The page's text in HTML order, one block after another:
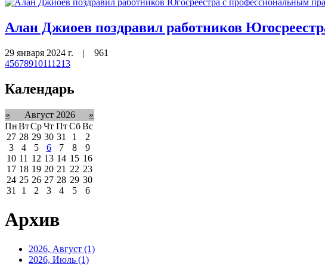
Алан Джиоев поздравил работников
29 января 2024 г. | 961
45678910111213
Календарь
« Август 2026
»
ПнВтСрЧт Пт Сб Вс
27 28 29 30 31 1
2
3
4 5 6 7 8
9
10 11 12 13 14 15 16
17 18 19 20 21 22 23
24 25 26 27 28 29 30
31
1 2 3 4 5 6
Архив
2026, Август (1)
2026, Июль (1)